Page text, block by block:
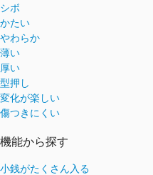
シボ
かたい
やわらか
薄い
厚い
型押し
変化が楽しい
傷つきにくい
機能から探す
小銭がたくさん入る